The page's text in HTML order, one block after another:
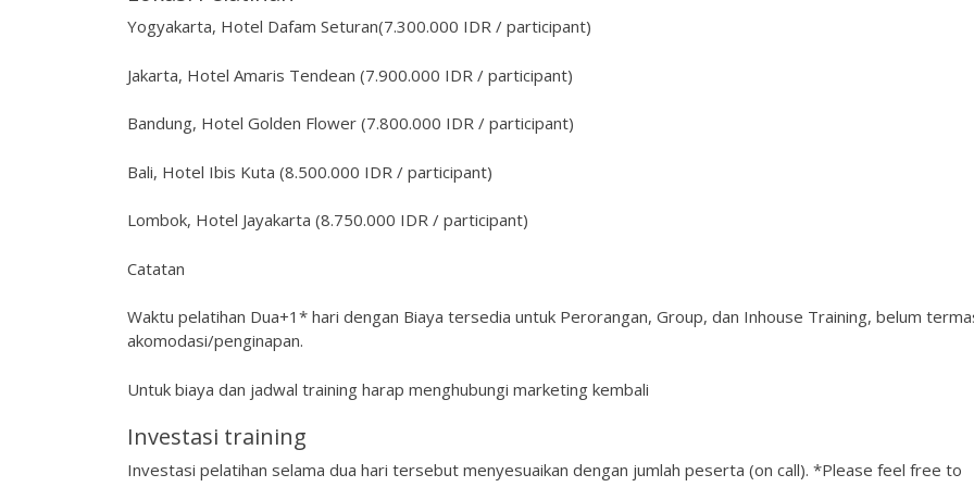
Yogyakarta, Hotel Dafam Seturan(7.300.000 IDR / participant)
Jakarta, Hotel Amaris Tendean (7.900.000 IDR / participant)
Bandung, Hotel Golden Flower (7.800.000 IDR / participant)
Bali, Hotel Ibis Kuta (8.500.000 IDR / participant)
Lombok, Hotel Jayakarta (8.750.000 IDR / participant)
Catatan
Waktu pelatihan Dua+1* hari dengan Biaya tersedia untuk Perorangan, Group, dan Inhouse Training, belum
akomodasi/penginapan.
Untuk biaya dan jadwal training harap menghubungi marketing kembali
Investasi training
Investasi pelatihan selama dua hari tersebut menyesuaikan dengan jumlah peserta (on call). *Please feel free to